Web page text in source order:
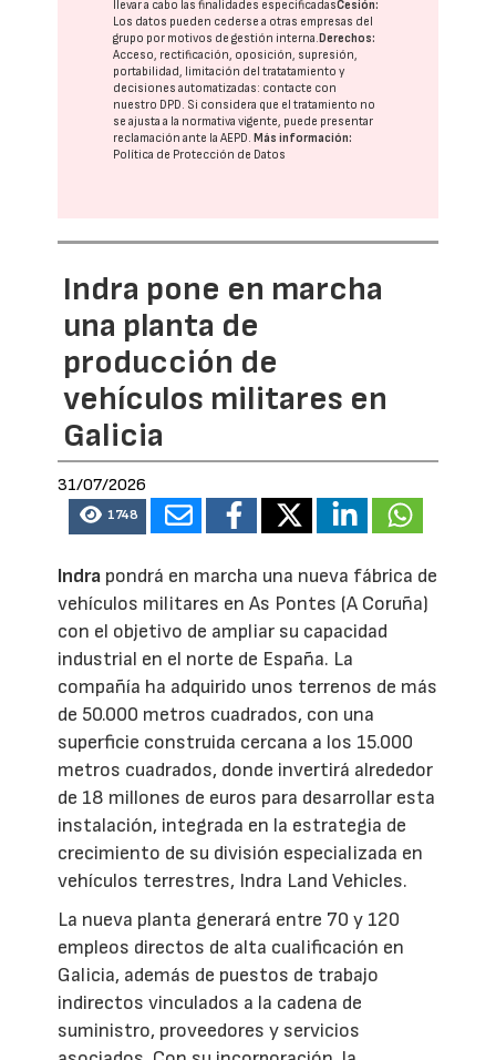
llevar a cabo las finalidades especificadasCesión:
Los datos pueden cederse a otras empresas del
grupo por motivos de gestión interna.Derechos:
Acceso, rectificación, oposición, supresión,
portabilidad, limitación del tratatamiento y
decisiones automatizadas: contacte con
nuestro DPD. Si considera que el tratamiento no
se ajusta a la normativa vigente, puede presentar
reclamación ante laAEPD.Más información:
Política de Protección de Datos
Indra pone en marcha
una planta de
producción de
vehículos militares en
Galicia
31/07/2026
1748
Indra pondrá en marcha una nueva fábrica de
vehículos militares en As Pontes (A Coruña)
con el objetivo de ampliar su capacidad
industrial en el norte de España. La
compañía ha adquirido unos terrenos de más
de 50.000 metros cuadrados, con una
superficie construida cercana a los 15.000
metros cuadrados, donde invertirá alrededor
de 18 millones de euros para desarrollar esta
instalación, integrada en la estrategia de
crecimiento de su división especializada en
vehículos terrestres, Indra Land Vehicles.
La nueva planta generará entre 70 y 120
empleos directos de alta cualificación en
Galicia, además de puestos de trabajo
indirectos vinculados a la cadena de
suministro, proveedores y servicios